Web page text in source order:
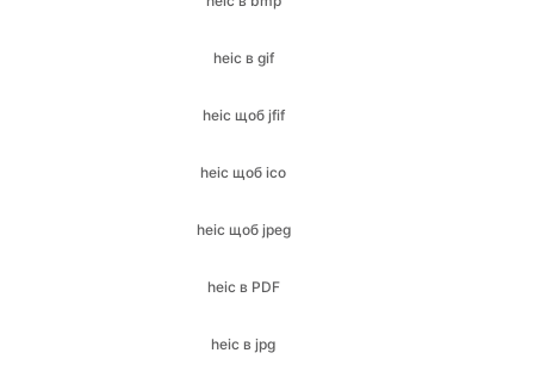
heic щоб jfif
heic щоб ico
heic щоб jpeg
heic в PDF
heic в jpg
heic в SVG